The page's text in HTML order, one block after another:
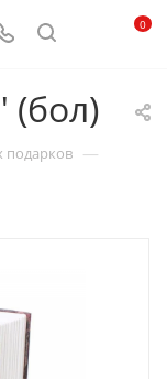
0
(бол)
подарков —